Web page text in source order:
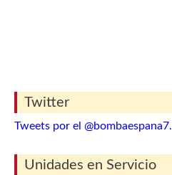
Twitter
Tweets por el @bombaespana7.
Unidades en Servicio